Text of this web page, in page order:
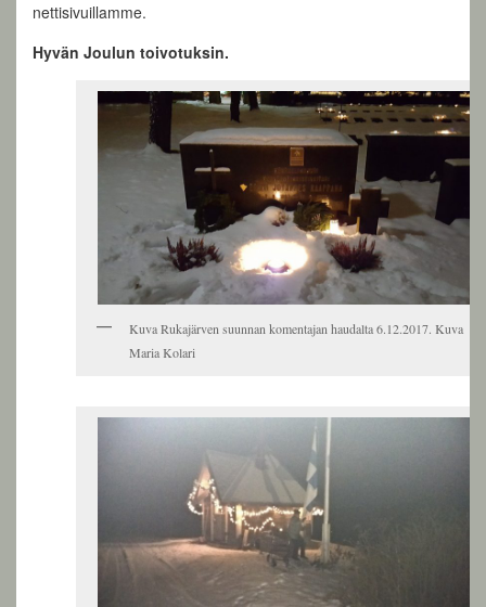
nettisivuillamme.
Hyvän Joulun toivotuksin.
Kuva Rukajärven suunnan komentajan haudalta 6.12.2017. Kuva
Maria Kolari